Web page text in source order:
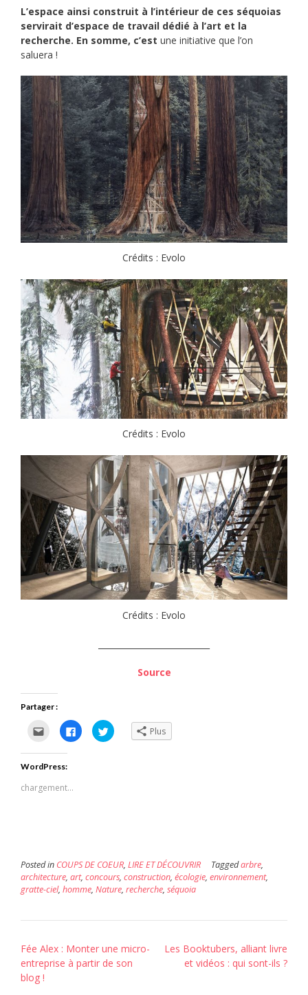
L’espace ainsi construit à l’intérieur de ces séquoias
servirait d’espace de travail dédié à l’art et la
recherche. En somme, c’est une initiative que l’on
saluera !
Crédits : Evolo
Crédits : Evolo
Crédits : Evolo
Source
Partager :
Cliquez
pour
envoyer
par
e-
mail
un
ami(ouvre
Cliquez
pour
partager
Cliquez
pour Plus
WordPress:
chargement…
Posted in COUPS DE COEUR, LIRE ET DÉCOUVRIR Taggedarbre,
architecture, art, concours, construction, écologie, environnement,
gratte-ciel, homme, Nature, recherche, séquoia
Post
navigation
Fée Alex : Monter une micro-
entreprise à partir de son
blog !
Les Booktubers, alliant livre
et vidéos : qui sont-ils ?